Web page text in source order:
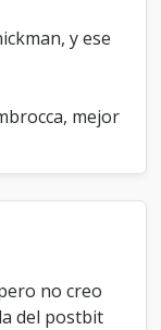
y ese
mejor
no creo
del postbit